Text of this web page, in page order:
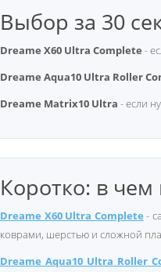
Выбор за 30
Dreame X60 Ultra Complete -
Dreame Aqua10 Ultra Roller
Dreame Matrix10 Ultra - если
Коротко: в чем
Dreame X60 Ultra Complete -
коврами, шерстью и сложной
Dreame Aqua10 Ultra Roller